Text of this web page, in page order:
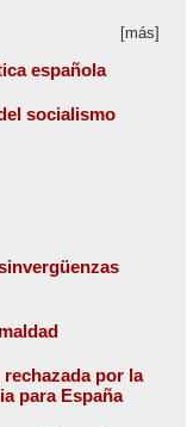
[más]
española
socialismo
por la
para España